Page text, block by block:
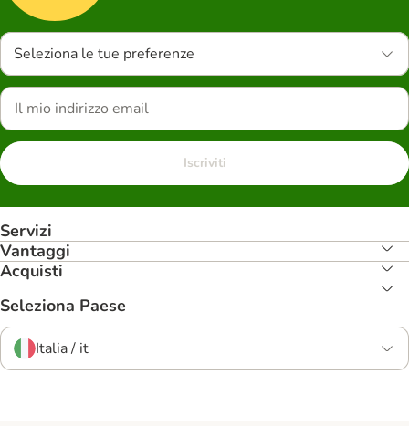
Seleziona le tue preferenze
Iscriviti
Servizi
Vantaggi
Acquisti
Seleziona Paese
Italia / it